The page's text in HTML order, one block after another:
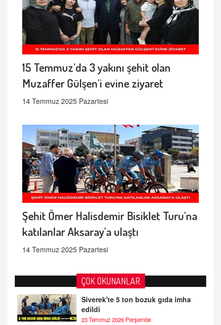
15 Temmuz'da 3 yakını şehit olan
Muzaffer Gülşen'i evine ziyaret
14 Temmuz 2025 Pazartesi
Şehit Ömer Halisdemir Bisiklet Turu'na
katılanlar Aksaray'a ulaştı
14 Temmuz 2025 Pazartesi
ÇOK OKUNANLAR
Siverek'te 5 ton bozuk gıda imha
edildi
23 Temmuz 2026 Perşembe